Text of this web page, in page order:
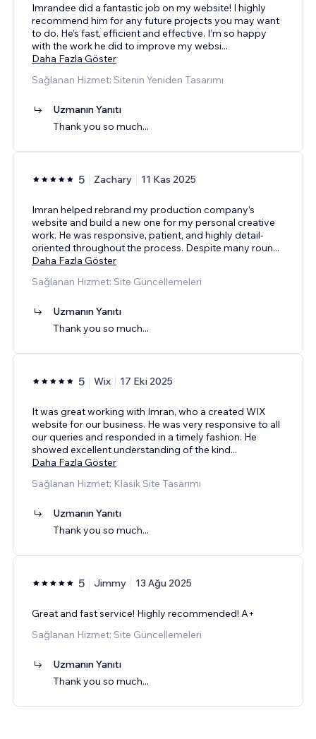
Imrandee did a fantastic job on my website! I highly
recommend him for any future projects you may want
to do. He’s fast, efficient and effective. I’m so happy
with the work he did to improve my websi...
Daha Fazla Göster
Sağlanan Hizmet: Sitenin Yeniden Tasarımı
Uzmanın Yanıtı
Thank you so much...
5 Zachary 11 Kas 2025
Imran helped rebrand my production company’s
website and build a new one for my personal creative
work. He was responsive, patient, and highly detail-
oriented throughout the process. Despite many roun...
Daha Fazla Göster
Sağlanan Hizmet: Site Güncellemeleri
Uzmanın Yanıtı
Thank you so much...
5 Wix 17 Eki 2025
It was great working with Imran, who a created WIX
website for our business. He was very responsive to all
our queries and responded in a timely fashion. He
showed excellent understanding of the kind...
Daha Fazla Göster
Sağlanan Hizmet: Klasik Site Tasarımı
Uzmanın Yanıtı
Thank you so much...
5 Jimmy 13 Ağu 2025
Great and fast service! Highly recommended! A+
Sağlanan Hizmet: Site Güncellemeleri
Uzmanın Yanıtı
Thank you so much...